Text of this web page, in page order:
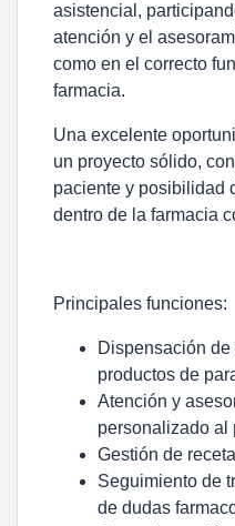
asistencial,
atención y el
como en el correcto
farmacia.
Una excelente
un proyecto sólido,
paciente y posibilidad
dentro de la farmacia
Principales funciones:
Dispensación
productos de
Atención y
personalizado al
Gestión de
Seguimiento de
de dudas